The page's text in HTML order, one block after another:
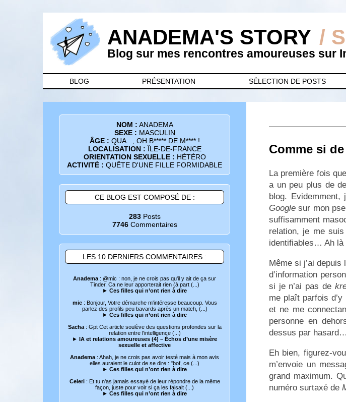
ANADEMA'S STORY /
Blog sur mes rencontres amoureuses sur
BLOG PRÉSENTATION SÉLECTION DE POSTS
NOM : ANADEMA
SEXE : MASCULIN
ÂGE : QUA..., OH B***** DE M**** !
LOCALISATION : ÎLE-DE-FRANCE
ORIENTATION SEXUELLE : HÉTÉRO
ACTIVITÉ : QUÊTE D'UNE FILLE FORMIDABLE
CE BLOG EST COMPOSÉ DE :
283Posts
7746Commentaires
LES 10 DERNIERS COMMENTAIRES :
Anadema : @mic : non, je ne crois pas qu'il y ait de ça sur
Tinder. Ca ne leur apporterait rien (à part (...)
► Ces filles qui n’ont rien à dire
mic: Bonjour, Votre démarche m'intéresse beaucoup. Vous
parlez des profils peu bavards après un match, (...)
► Ces filles qui n’ont rien à dire
Sacha: Gpt Cet article soulève des questions profondes sur la
relation entre l'intelligence (...)
► IA et relations amoureuses (4) – Échos d’une misère
sexuelle et affective
Anadema : Ahah, je ne crois pas avoir testé mais à mon avis
elles auraient le culot de se dire : "bof, ce (...)
► Ces filles qui n’ont rien à dire
Celeri: Et tu n'as jamais essayé de leur répondre de la même
façon, juste pour voir si ça les faisait (...)
► Ces filles qui n’ont rien à dire
Comme si
La première fois
a un peu plus de
blog.
Google sur mon
suffisamment
relation, je me suis
identifiables… Ah là
Même si j’ai
d’information
si je n’ai pas de
me plaît parfois
et ne me
personne en
dessus par hasard…
Eh bien, figurez-
m’envoie un
grand maximum.
numéro surtaxé de